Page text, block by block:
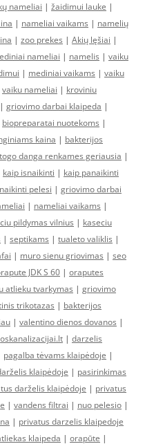
nameliai | žaidimui lauke |
| nameliai vaikams | namelių
| zoo prekes | Akių lęšiai |
nameliai | namelis | vaiku
| mediniai vaikams | vaiku
vaiku nameliai | kroviniu
| griovimo darbai klaipeda |
biopreparatai nuotekoms |
kaina | bakterijos
danga renkames geriausia |
kaip isnaikinti | kaip panaikinti
naikinti pelesi | griovimo darbai
| nameliai vaikams |
pildymas vilnius | kaseciu
| septikams | tualeto valiklis |
| muro sienu griovimas | seo
JDK S 60 | oraputes
atlieku tvarkymas | griovimo
trikotazas | bakterijos
| valentino dienos dovanos |
| darzelis
pagalba tėvams klaipėdoje |
klaipėdoje | pasirinkimas
darželis klaipėdoje | privatus
| vandens filtrai | nuo pelesio |
| privatus darzelis klaipedoje
klaipeda | orapūte |